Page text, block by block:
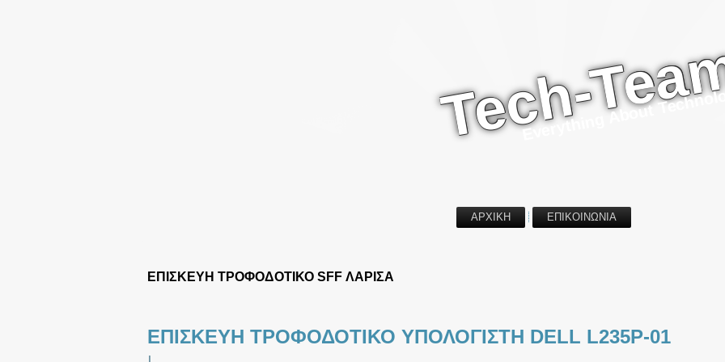
Tech-Everything About Technology
ΑΡΧΙΚΗ ΕΠΙΚΟΙΝΩΝΙΑ
ΕΠΙΣΚΕΥΗ ΤΡΟΦΟΔΟΤΙΚΟ SFF ΛΑΡΙΣΑ
ΕΠΙΣΚΕΥΗ ΤΡΟΦΟΔΟΤΙΚΟ ΥΠΟΛΟΓΙΣΤΗ DELL L235P-01